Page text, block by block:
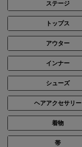
ステージ
トップス
アウター
インナー
シューズ
ヘアアクセサリー
着物
帯